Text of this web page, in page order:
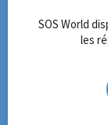
SOS World
les